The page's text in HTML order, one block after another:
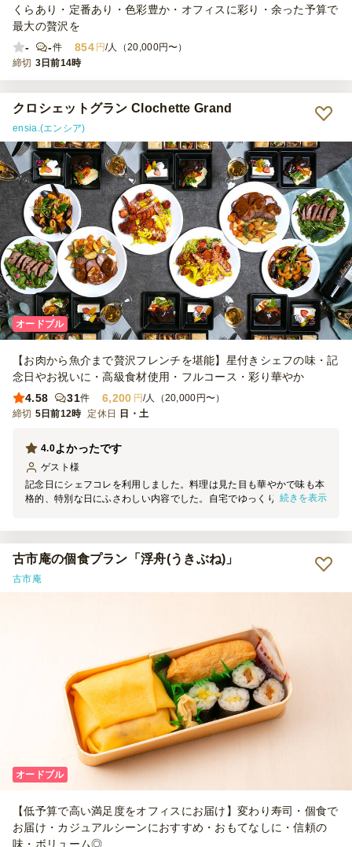
くらあり・定番あり・色彩豊か・オフィスに彩り・余った予算で
最大の贅沢を
-
-件 854 円/人（20,000円〜）
締切 3日前14時
クロシェットグラン Clochette Grand
ensia.(エンシア)
オードブル
【お肉から魚介まで贅沢フレンチを堪能】星付きシェフの味・記
念日やお祝いに・高級食材使用・フルコース・彩り華やか
4.58
31件 6,200 円/人（20,000円〜）
締切 5日前12時 定休日 日・土
よかったです
4.0
ゲスト 様
記念日にシェフコレを利用しました。料理は見た目も華やかで味も本
格的、特別な日にふさわしい内容でした。自宅でゆっくりレストラン
続きを表示
古市庵の個食プラン「浮舟(うきぶね)」
古市庵
オードブル
【低予算で高い満足度をオフィスにお届け】変わり寿司・個食で
お届け・カジュアルシーンにおすすめ・おもてなしに・信頼の
味・ボリューム◎